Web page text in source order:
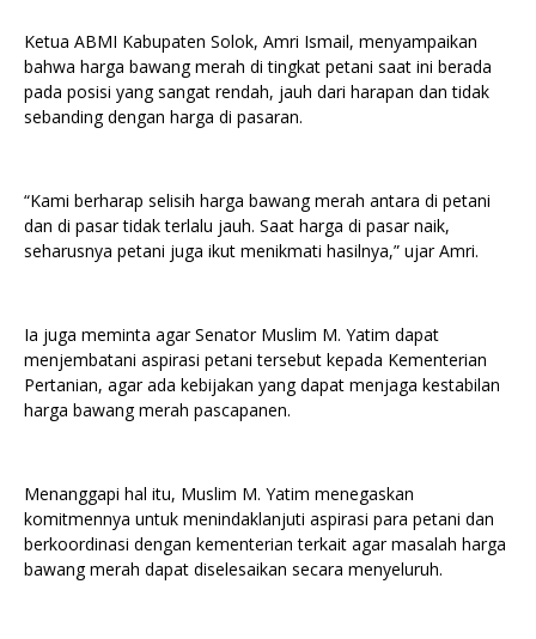
Ketua ABMI Kabupaten Solok, Amri Ismail, menyampaikan
bahwa harga bawang merah di tingkat petani saat ini berada
pada posisi yang sangat rendah, jauh dari harapan dan tidak
sebanding dengan harga di pasaran.
“Kami berharap selisih harga bawang merah antara di petani
dan di pasar tidak terlalu jauh. Saat harga di pasar naik,
seharusnya petani juga ikut menikmati hasilnya,” ujar Amri.
Ia juga meminta agar Senator Muslim M. Yatim dapat
menjembatani aspirasi petani tersebut kepada Kementerian
Pertanian, agar ada kebijakan yang dapat menjaga kestabilan
harga bawang merah pascapanen.
Menanggapi hal itu, Muslim M. Yatim menegaskan
komitmennya untuk menindaklanjuti aspirasi para petani dan
berkoordinasi dengan kementerian terkait agar masalah harga
bawang merah dapat diselesaikan secara menyeluruh.